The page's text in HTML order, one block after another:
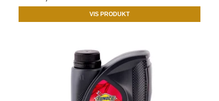
VIS PRODUKT